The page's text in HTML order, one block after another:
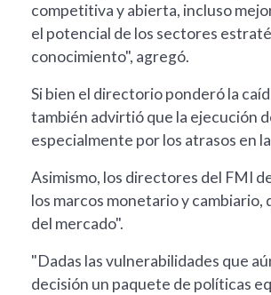
competitiva y abierta, incluso
el potencial de los sectores
conocimiento", agregó.
Si bien el directorio ponderó la
también advirtió que la ejecución
especialmente por los atrasos en
Asimismo, los directores del FMI
los marcos monetario y
del mercado".
"Dadas las vulnerabilidades que
decisión un paquete de políticas